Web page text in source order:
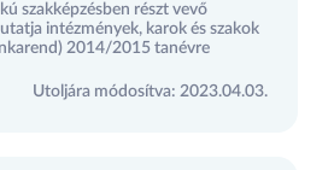
szakképzésben részt vevő
intézmények, karok és szakok
2014/2015 tanévre
Utoljára módosítva: 2023.04.03.